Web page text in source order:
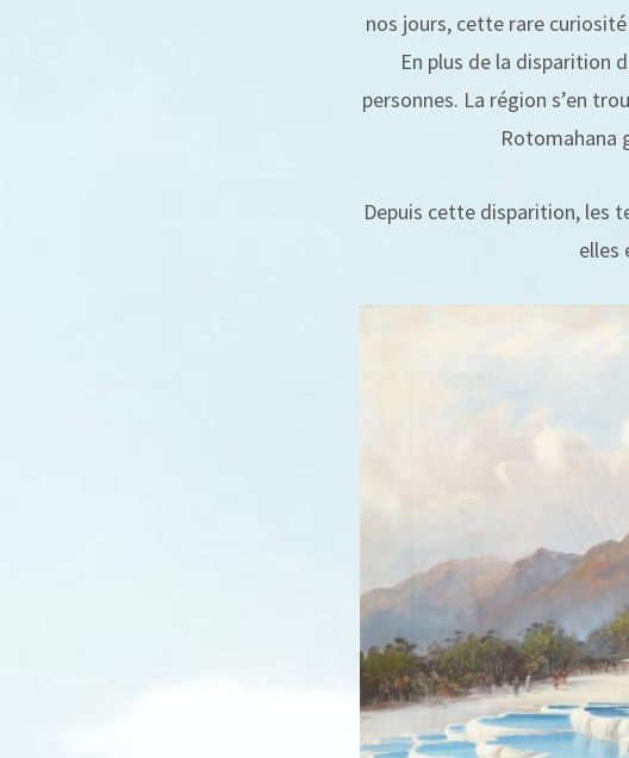
nos jours, cette rare
En plus de la disparition
personnes. La région s’en
Rotomahana
Depuis cette disparition, les
elles